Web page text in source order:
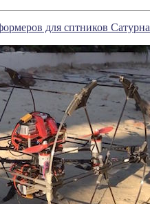
для сптников Сатурна